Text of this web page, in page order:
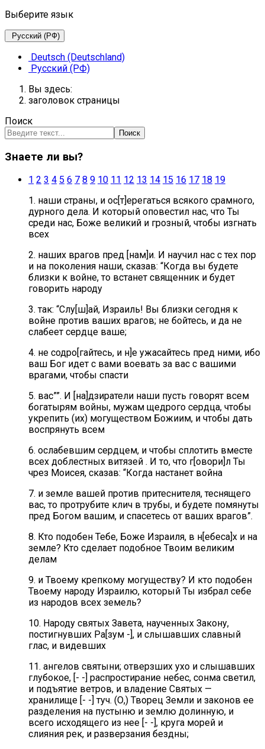
Выберите язык
Русский (РФ)
Deutsch (Deutschland)
Русский (РФ)
Вы здесь:
заголовок страницы
Поиск
Поиск
Знаете ли вы?
1 2 3 4 5 6 7 8 9 10 11 12 13 14 15 16 17 18 19
1. наши страны, и ос[т]ерегаться всякого срамного,
дурного дела. И который оповестил нас, что Ты
среди нас, Боже великий и грозный, чтобы изгнать
всех
2. наших врагов пред [нам]и. И научил нас с тех пор
и на поколения наши, сказав: “Когда вы будете
близки к войне, то встанет священник и будет
говорить народу
3. так: “Слу[ш]ай, Израиль! Вы близки сегодня к
войне против ваших врагов; не бойтесь, и да не
слабеет сердце ваше;
4. не содро[гайтесь, и н]е ужасайтесь пред ними, ибо
ваш Бог идет с вами воевать за вас с вашими
врагами, чтобы спасти
5. вас””. И [на]дзиратели наши пусть говорят всем
богатырям войны, мужам щедрого сердца, чтобы
укрепить (их) могуществом Божиим, и чтобы дать
воспрянуть всем
6. ослабевшим сердцем, и чтобы сплотить вместе
всех доблестных витязей . И то, что г[овори]л Ты
чрез Моисея, сказав: “Когда настанет война
7. и земле вашей против притеснителя, теснящего
вас, то протрубите клич в трубы, и будете помянуты
пред Богом вашим, и спасетесь от ваших врагов”.
8. Кто подобен Тебе, Боже Израиля, в н[ебеса]х и на
земле? Кто сделает подобное Твоим великим
делам
9. и Твоему крепкому могуществу? И кто подобен
Твоему народу Израилю, который Ты избрал себе
из народов всех земель?
10. Народу святых Завета, наученных Закону,
постигнувших Ра[зум -], и слышавших славный
глас, и видевших
11. ангелов святыни; отверзших ухо и слышавших
глубокое, [- -] распростирание небес, сонма светил,
и подъятие ветров, и владение Святых —
хранилище [- -] туч. (О,) Творец Земли и законов ее
разделения на пустыню и землю долинную, и
всего исходящего из нее [- -], круга морей и
слияния рек, и разверзания бездны;